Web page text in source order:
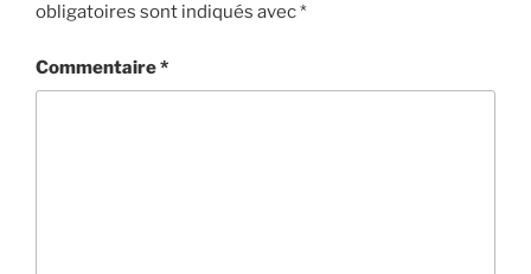
obligatoires sont indiqués avec*
Commentaire*